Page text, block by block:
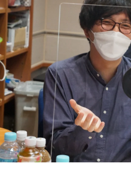
お知らせ
イベント・グッズ
YouTube
会社情報